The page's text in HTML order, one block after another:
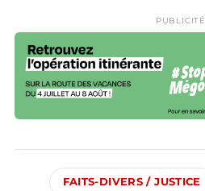
PUBLICITÉ
FAITS-DIVERS / JUSTICE